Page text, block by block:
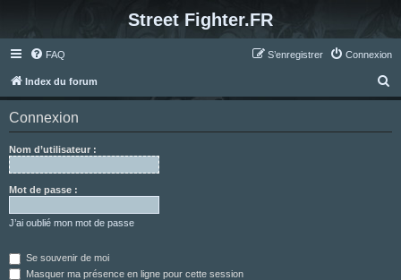
Street Fighter.FR
FAQ Connexion
S’enregistrer
Index du forum
e
Connexion
Nom d’utilisateur :
Mot de passe :
J’ai oublié mon mot de passe
Se souvenir de moi
Masquer ma présence en ligne pour cette session